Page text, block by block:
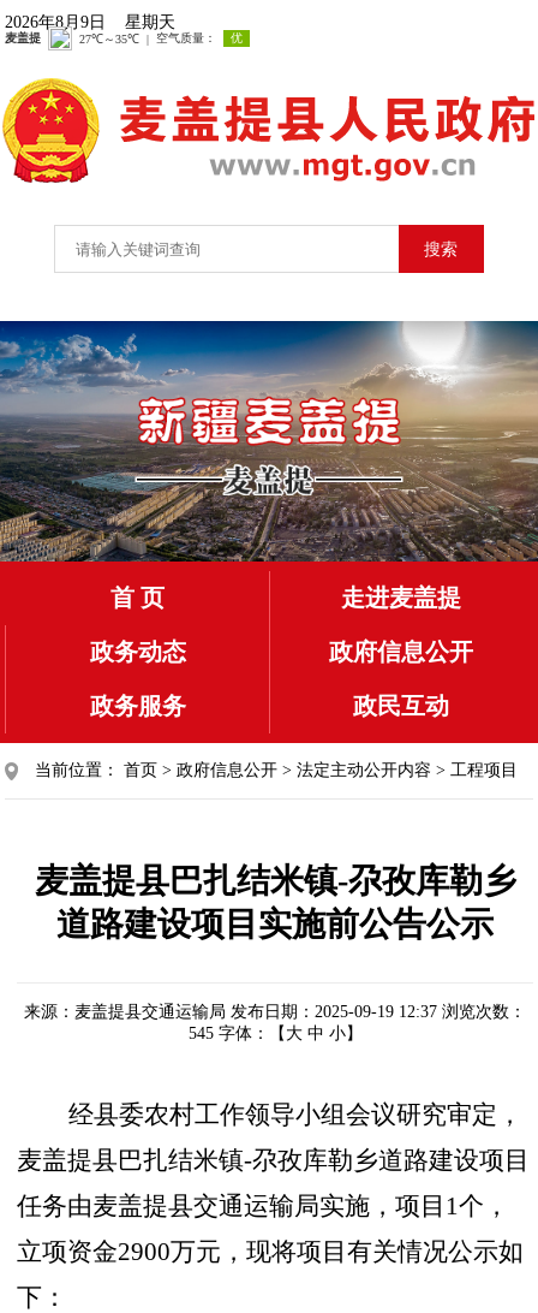
2026年8月9日 星期天
搜索
首 页 走进麦盖提
政务动态 政府信息公开
政务服务 政民互动
当前位置：首页 >政府信息公开 >法定主动公开内容 >工程项目
麦盖提县巴扎结米镇-尕孜库勒乡
道路建设项目实施前公告公示
来源：麦盖提县交通运输局 发布日期：2025-09-19 12:37 浏览次数：
545 字体：【 大 中 小】
经县委农村工作领导小组会议研究审定，
麦盖提县巴扎结米镇-尕孜库勒乡道路建设项目
任务由麦盖提县交通运输局实施，项目1个，
立项资金2900万元，现将项目有关情况公示如
下：